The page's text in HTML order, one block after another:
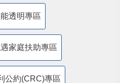
透明專區
家庭扶助專區
公約(CRC)專區